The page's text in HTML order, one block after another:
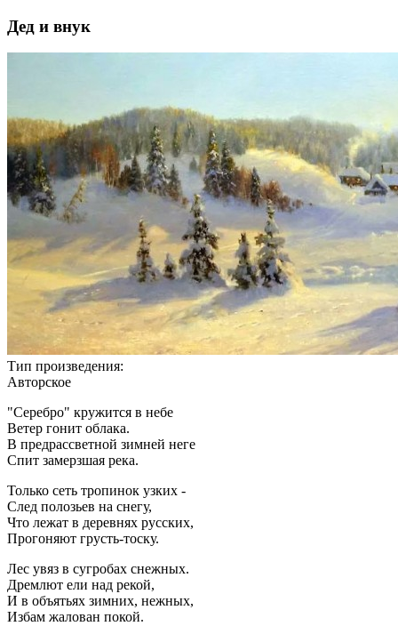
Дед и внук
Тип произведения:
Авторское
"Серебро" кружится в небе
Ветер гонит облака.
В предрассветной зимней неге
Спит замерзшая река.
Только сеть тропинок узких -
След полозьев на снегу,
Что лежат в деревнях русских,
Прогоняют грусть-тоску.
Лес увяз в сугробах снежных.
Дремлют ели над рекой,
И в объятьях зимних, нежных,
Избам жалован покой.